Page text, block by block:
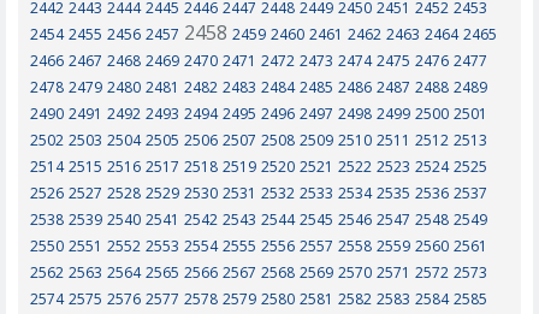
2442 2443 2444 2445 2446 2447 2448 2449 2450 2451 2452 2453
2454 2455 2456 2457 2458 2459 2460 2461 2462 2463 2464 2465
2466 2467 2468 2469 2470 2471 2472 2473 2474 2475 2476 2477
2478 2479 2480 2481 2482 2483 2484 2485 2486 2487 2488 2489
2490 2491 2492 2493 2494 2495 2496 2497 2498 2499 2500 2501
2502 2503 2504 2505 2506 2507 2508 2509 2510 2511 2512 2513
2514 2515 2516 2517 2518 2519 2520 2521 2522 2523 2524 2525
2526 2527 2528 2529 2530 2531 2532 2533 2534 2535 2536 2537
2538 2539 2540 2541 2542 2543 2544 2545 2546 2547 2548 2549
2550 2551 2552 2553 2554 2555 2556 2557 2558 2559 2560 2561
2562 2563 2564 2565 2566 2567 2568 2569 2570 2571 2572 2573
2574 2575 2576 2577 2578 2579 2580 2581 2582 2583 2584 2585